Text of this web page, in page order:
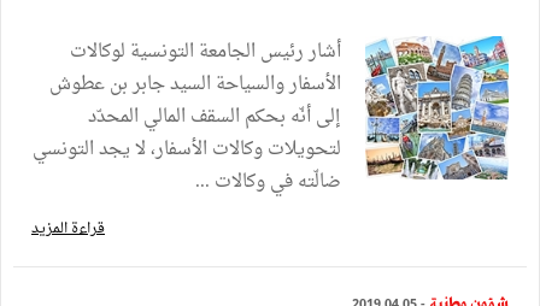
أشار رئيس الجامعة التونسية لوكالات
الأسفار والسياحة السيد جابر بن عطوش
إلى أنّه بحكم السقف المالي المحدّد
لتحويلات وكالات الأسفار، لا يجد التونسي
ضالّته في وكالات ...
قراءة المزيد